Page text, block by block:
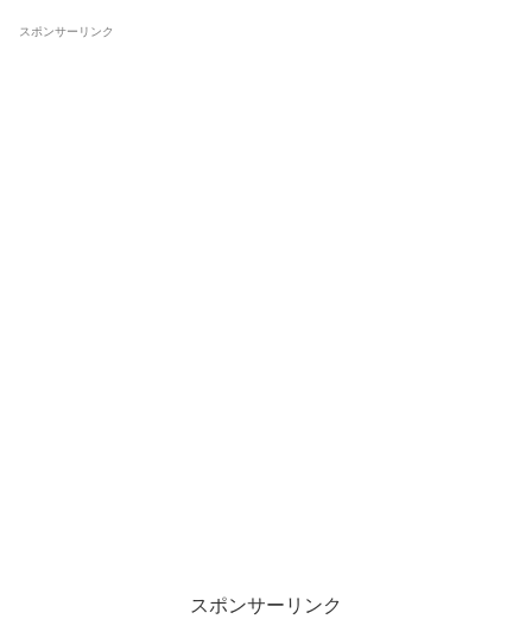
スポンサーリンク
スポンサーリンク